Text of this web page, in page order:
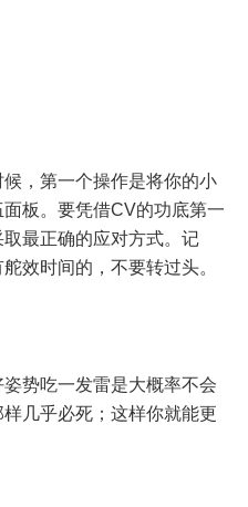
，第一个操作是将你的小
板。要凭借CV的功底第一
最正确的应对方式。记
效时间的，不要转过头。
势吃一发雷是大概率不会
几乎必死；这样你就能更